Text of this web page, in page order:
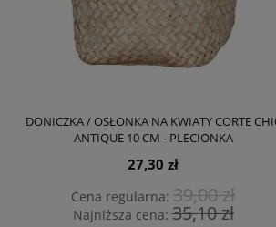
DONICZKA / OSŁONKA NA KWIATY CORTE
ANTIQUE 10 CM - PLECIONKA
27,30 zł
Cena regularna: 39,00 zł
Najniższa cena:35,10 zł